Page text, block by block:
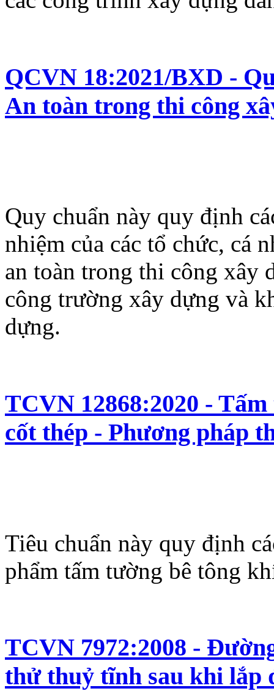
QCVN 18:2021/BXD -
An toàn trong thi công
Quy chuẩn này quy định
nhiệm của các tổ chức, cá
an toàn trong thi công xây
công trường xây dựng và
dựng.
TCVN 12868:2020 -
cốt thép - Phương pháp
Tiêu chuẩn này quy định
phẩm tấm tường bê tông
TCVN 7972:2008 -
thử thuỷ tĩnh sau khi lắp